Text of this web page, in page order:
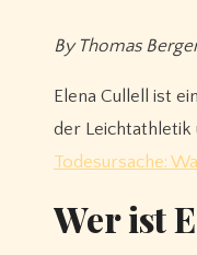
By Thomas
Elena Cullell ist
der Leichtathletik
Todesursache:
Wer ist